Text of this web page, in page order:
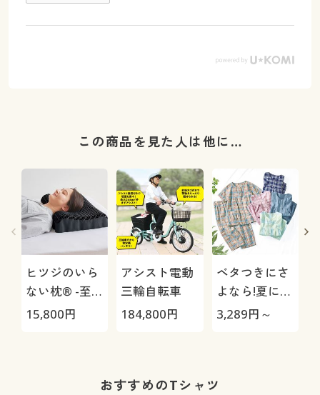
この商品を見た人は他に…
ヒツジのいら
ない枕® -至
極-
15,800円
アシスト電動
三輪自転車
184,800円
ベタつきにさ
よなら!夏に心
地いい爽やか
3,289円～
おすすめのTシャツ